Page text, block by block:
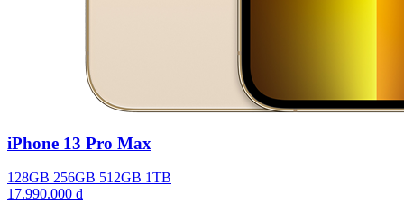
iPhone 13 Pro Max
128GB 256GB 512GB 1TB
17.990.000 đ